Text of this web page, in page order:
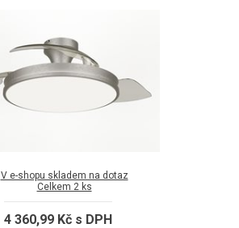
V e-shopu skladem na dotaz
Celkem 2 ks
4 360,99 Kč s DPH